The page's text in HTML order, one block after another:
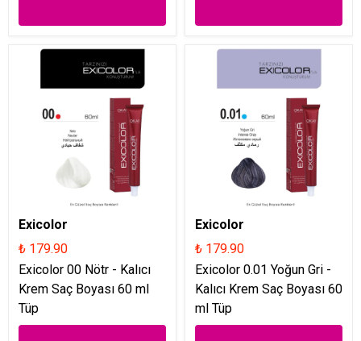
Exicolor
₺ 179.90
Exicolor 00 Nötr - Kalıcı
Krem Saç Boyası 60 ml
Tüp
Exicolor
₺ 179.90
Exicolor 0.01 Yoğun Gri -
Kalıcı Krem Saç Boyası 60
ml Tüp